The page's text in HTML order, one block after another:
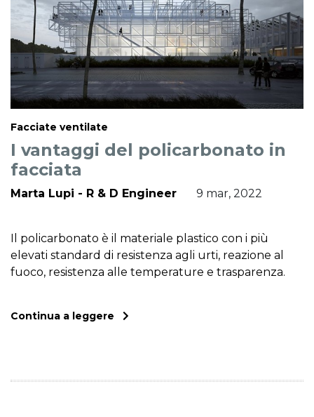
Facciate ventilate
I vantaggi del policarbonato in
facciata
Marta Lupi - R & D Engineer 9 mar, 2022
Il policarbonato è il materiale plastico con i più
elevati standard di resistenza agli urti, reazione al
fuoco, resistenza alle temperature e trasparenza.
Continua a leggere